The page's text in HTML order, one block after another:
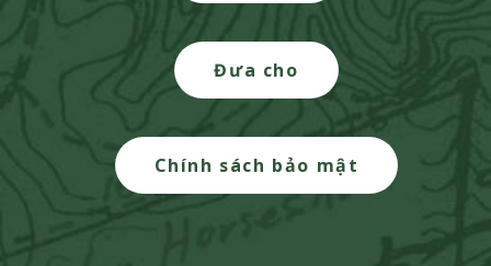
Đưa cho
Chính sách bảo mật